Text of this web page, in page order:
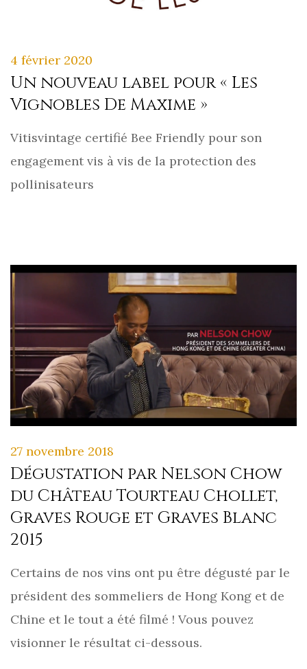
4 février 2020
Un nouveau label pour « Les
Vignobles De Maxime »
Vitisvintage certifié Bee Friendly pour son
engagement vis à vis de la protection des
pollinisateurs
27 novembre 2018
Dégustation par Nelson Chow
du Château Tourteau Chollet,
Graves Rouge et Graves Blanc
2015
Certains de nos vins ont pu être dégusté par le
président des sommeliers de Hong Kong et de
Chine et le tout a été filmé ! Vous pouvez
visionner le résultat ci-dessous.